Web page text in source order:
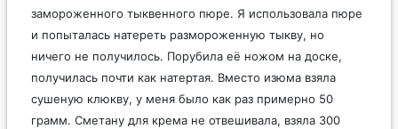
замороженного тыквенного пюре. Я использовала пюре
и попыталась натереть размороженную тыкву, но
ничего не получилось. Порубила её ножом на доске,
получилась почти как натертая. Вместо изюма взяла
сушеную клюкву, у меня было как раз примерно 50
грамм. Сметану для крема не отвешивала, взяла 300